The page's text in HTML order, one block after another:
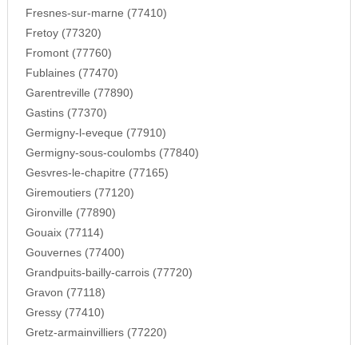
Fresnes-sur-marne (77410)
Fretoy (77320)
Fromont (77760)
Fublaines (77470)
Garentreville (77890)
Gastins (77370)
Germigny-l-eveque (77910)
Germigny-sous-coulombs (77840)
Gesvres-le-chapitre (77165)
Giremoutiers (77120)
Gironville (77890)
Gouaix (77114)
Gouvernes (77400)
Grandpuits-bailly-carrois (77720)
Gravon (77118)
Gressy (77410)
Gretz-armainvilliers (77220)